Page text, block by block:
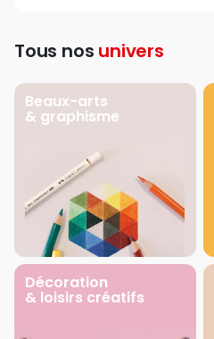
Tous nos univers
Beaux-arts
& graphisme
Décoration
& loisirs créatifs